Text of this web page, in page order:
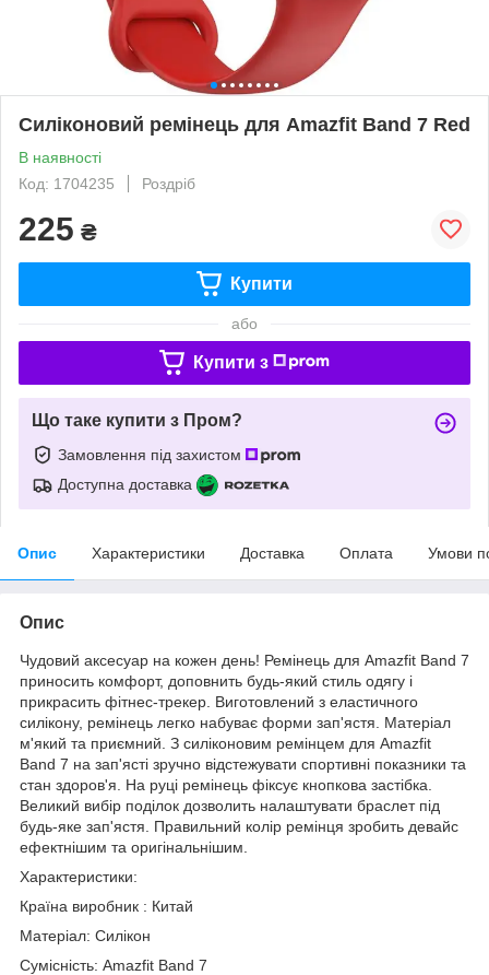
Силіконовий ремінець для Amazfit Band 7 Red
В наявності
Код: 1704235
Роздріб
225 ₴
Купити
або
Купити з
Що таке купити з Пром?
Замовлення під захистом
Доступна доставка
Опис Характеристики Доставка Оплата Умови
Опис
Чудовий аксесуар на кожен день! Ремінець для Amazfit Band 7
приносить комфорт, доповнить будь-який стиль одягу і
прикрасить фітнес-трекер. Виготовлений з еластичного
силікону, ремінець легко набуває форми зап'ястя. Матеріал
м'який та приємний. З силіконовим ремінцем для Amazfit
Band 7 на зап'ясті зручно відстежувати спортивні показники та
стан здоров'я. На руці ремінець фіксує кнопкова застібка.
Великий вибір поділок дозволить налаштувати браслет під
будь-яке зап'ястя. Правильний колір ремінця зробить девайс
ефектнішим та оригінальнішим.
Характеристики:
Країна виробник : Китай
Матеріал: Силікон
Сумісність: Amazfit Band 7